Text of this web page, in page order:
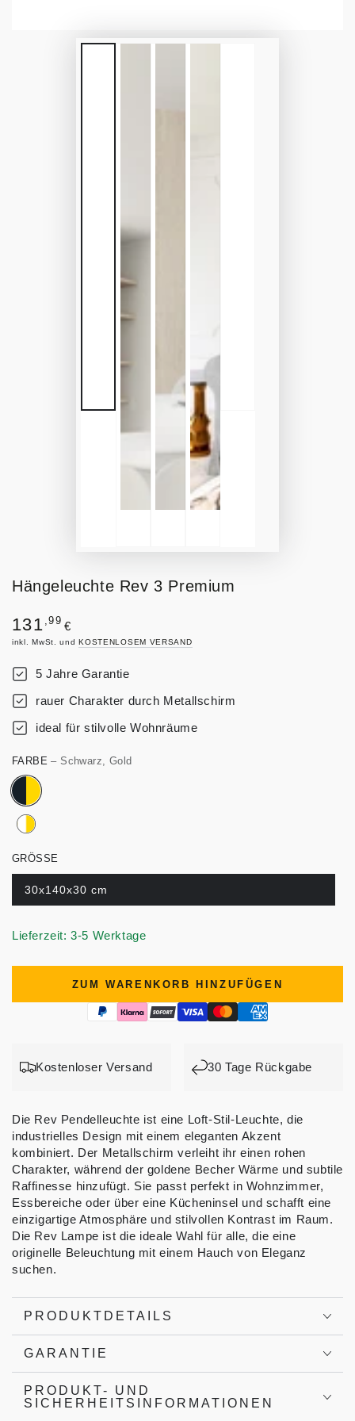
Hängeleuchte Rev 3 Premium
Regulärer
Preis
131 ,99 €
inkl. MwSt. undKOSTENLOSEM VERSAND
5 Jahre Garantie
rauer Charakter durch Metallschirm
ideal für stilvolle Wohnräume
FARBE– Schwarz, Gold
GRÖSSE
30x140x30 cm
Lieferzeit: 3-5 Werktage
ZUM WARENKORB HINZUFÜGEN
Kostenloser Versand 30 Tage Rückgabe
Die Rev Pendelleuchte ist eine Loft-Stil-Leuchte, die
industrielles Design mit einem eleganten Akzent
kombiniert. Der Metallschirm verleiht ihr einen rohen
Charakter, während der goldene Becher Wärme und subtile
Raffinesse hinzufügt. Sie passt perfekt in Wohnzimmer,
Essbereiche oder über eine Kücheninsel und schafft eine
einzigartige Atmosphäre und stilvollen Kontrast im Raum.
Die Rev Lampe ist die ideale Wahl für alle, die eine
originelle Beleuchtung mit einem Hauch von Eleganz
suchen.
PRODUKTDETAILS
GARANTIE
PRODUKT- UND
SICHERHEITSINFORMATIONEN